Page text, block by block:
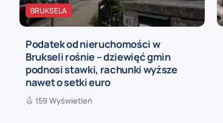
BRUKSELA
Podatek od nieruchomości w
Brukseli rośnie – dziewięć gmin
podnosi stawki, rachunki wyższe
nawet o setki euro
159 Wyświetleń